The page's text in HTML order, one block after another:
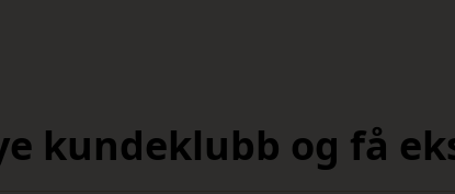
kundeklubb og få